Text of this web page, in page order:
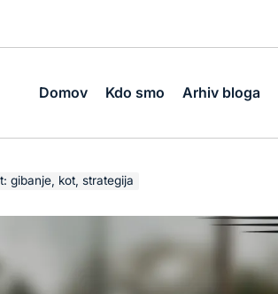
Domov Kdo smo Arhiv bloga
gibanje, kot, strategija